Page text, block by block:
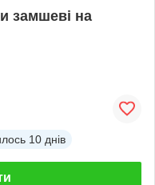
замшеві на
10 днів